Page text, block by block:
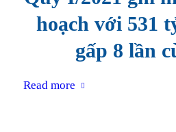
hoạch với 531
gấp 8 lần
Read more